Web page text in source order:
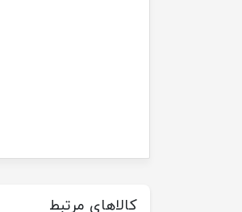
کالاهای مرتبط